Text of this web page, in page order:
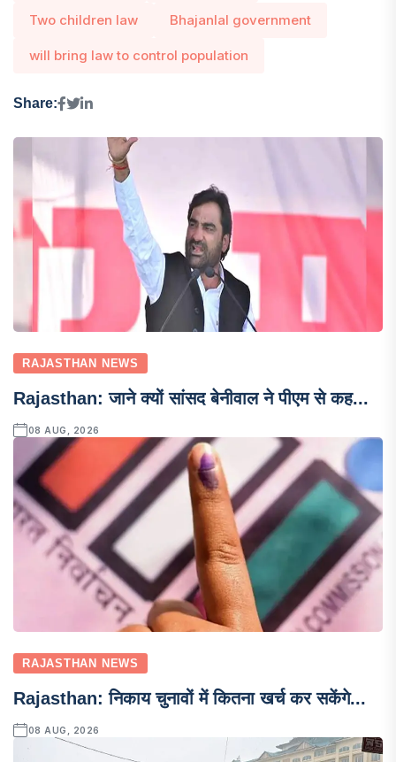
Two children law Bhajanlal government
will bring law to control population
Share:
RAJASTHAN NEWS
Rajasthan: जाने क्यों सांसद बेनीवाल ने पीएम से कह...
08 AUG, 2026
RAJASTHAN NEWS
Rajasthan: निकाय चुनावों में कितना खर्च कर सकेंगे...
08 AUG, 2026